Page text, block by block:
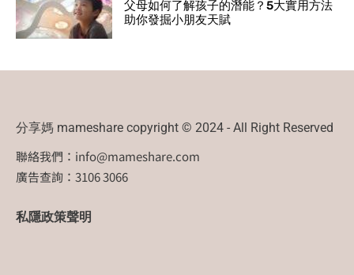
父母如何了解孩子的潛能？5大實用方法
助你發掘小朋友天賦
分享媽 mameshare copyright © 2024 - All Right Reserved
聯絡我們： info@mameshare.com
廣告查詢：3106 3066
私隱政策聲明